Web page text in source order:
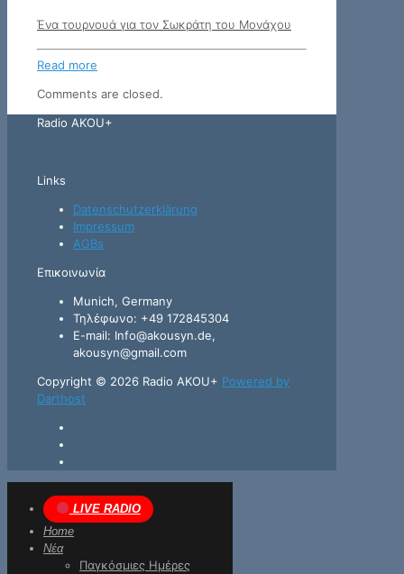
Ένα τουρνουά για τον Σωκράτη του Μονάχου
Read more
Comments are closed.
Radio AKOU+
Links
Datenschutzerklärung
Impressum
AGBs
Επικοινωνία
Munich, Germany
Τηλέφωνο: +49 172845304
E-mail: Info@akousyn.de,
akousyn@gmail.com
Copyright © 2026 Radio AKOU+ Powered by
Darthost
LIVE RADIO
Home
Νέα
Παγκόσμιες Ημέρες